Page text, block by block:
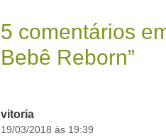
5 comentários
Bebê Reborn”
vitoria
19/03/2018 às 19:39